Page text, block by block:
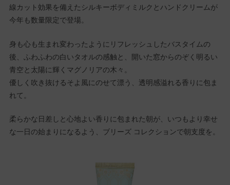
線カット効果を備えたシルキーボディミルクとハンドクリームが
今年も数量限定で登場。
身も心も生まれ変わったようにリフレッシュしたバスタイムの
後、ふわふわの白いタオルの感触と、開いた窓からのぞく明るい
青空と太陽に輝くマグノリアの木々。
優しく吹き抜けるそよ風にのせて漂う、透明感溢れる香りに包ま
れて。
柔らかな日差しと心地よい香りに包まれた朝が、いつもより幸せ
な一日の始まりになるよう、ブリーズ コレクションで朝支度を。